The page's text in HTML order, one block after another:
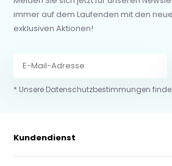
immer auf dem Laufenden mit den
exklusiven Aktionen!
* Unsere Datenschutzbestimmungen
Kundendienst